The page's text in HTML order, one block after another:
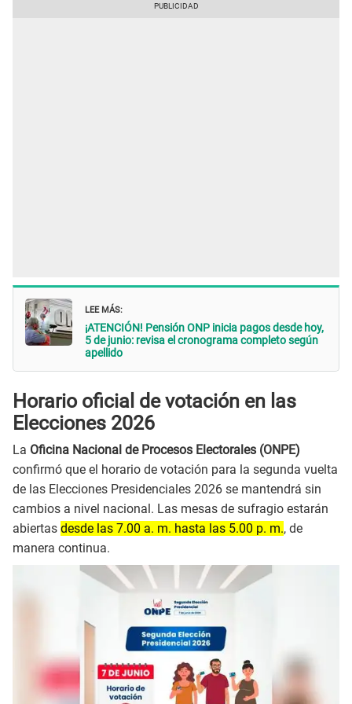
LEE MÁS:
¡ATENCIÓN! Pensión ONP inicia pagos desde hoy,
5 de junio: revisa el cronograma completo según
apellido
Horario oficial de votación en las
Elecciones 2026
La Oficina Nacional de Procesos Electorales (ONPE)
confirmó que el horario de votación para la segunda vuelta
de las Elecciones Presidenciales 2026 se mantendrá sin
cambios a nivel nacional. Las mesas de sufragio estarán
abiertas desde las 7.00 a. m. hasta las 5.00 p. m., de
manera continua.